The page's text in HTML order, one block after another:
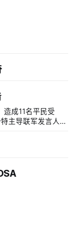
造成11名平民受
主导联军发言人图